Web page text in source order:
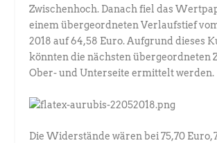
Zwischenhoch. Danach fiel das
einem übergeordneten Verlaufstief
2018 auf 64,58 Euro. Aufgrund dieses
könnten die nächsten übergeordneten
Ober- und Unterseite ermittelt werden.
Die Widerstände wären bei 75,70 Euro,